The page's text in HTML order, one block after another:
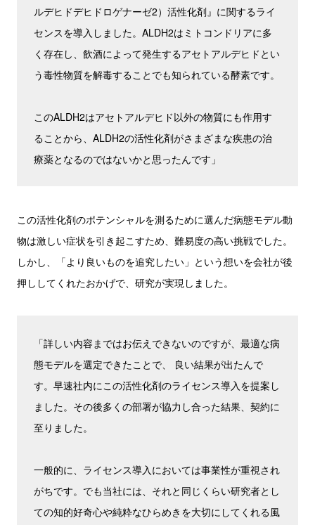
ルデヒドデヒドロゲナーゼ2）活性化剤』に関するライ
センスを導入しました。ALDH2はミトコンドリアに多
く存在し、飲酒によって発生するアセトアルデヒドとい
う毒性物質を解毒することでも知られている酵素です。
このALDH2はアセトアルデヒド以外の物質にも作用す
ることから、ALDH2の活性化剤がさまざまな疾患の治
療薬となるのではないかと思ったんです」
この活性化剤のポテンシャルを測るために選んだ病態モデル動
物は激しい症状を引き起こすため、難易度の高い挑戦でした。
しかし、「より良いものを追究したい」という想いを会社が後
押ししてくれたおかげで、研究が実現しました。
「詳しい内容まではお伝えできないのですが、最適な病
態モデルを選定できたことで、 良い結果が出たんで
す。早速社内にこの活性化剤のライセンス導入を提案し
ました。その後多くの部署が協力し合った結果、契約に
至りました。
一般的に、ライセンス導入においては事業性が重視され
がちです。でも当社には、それと同じくらい研究者とし
ての知的好奇心や純粋なひらめきを大切にしてくれる風